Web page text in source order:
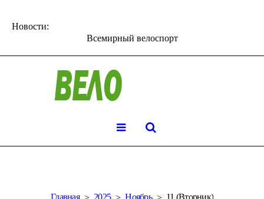
Новости:
Всемирный велоспорт
Главная 2025 Ноябрь 11 (Вторник)